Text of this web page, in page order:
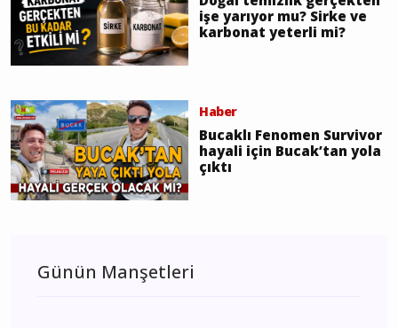
işe yarıyor mu? Sirke ve
karbonat yeterli mi?
Haber
Bucaklı Fenomen Survivor
hayali için Bucak’tan yola
çıktı
Günün Manşetleri